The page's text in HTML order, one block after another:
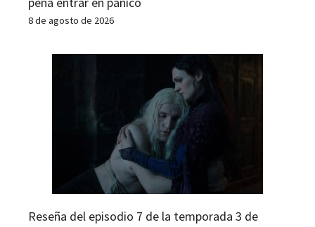
8 de agosto de 2026
Reseña del episodio 7 de la temporada 3 de